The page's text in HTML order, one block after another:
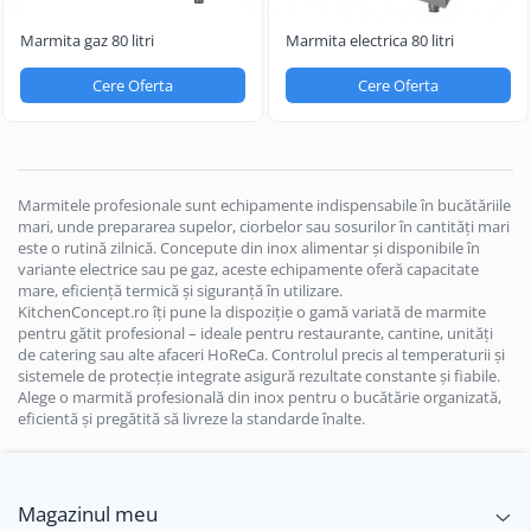
Linie 900
Masini de gatit
Friteuza
Marmite
Tigaie basculanta
Fry top / Gratar cu roca vulcanica
Masina de fiert paste
Aparate de mentinut cartofii la cald
Plan cald
Plita cu inductie
Vitrine frigorifice pentru flori
Vitrine sushi
Grill pe gaz dublu cu suprafata
neteda si striata
Grill pe gaz simplu
Vitrine de banc
Marmita gaz 80 litri
Cere Oferta
Marmita electrica 80 litri
Cere Oferta
Marmitele profesionale sunt echipamente indispensabile în bucătăriile
mari, unde prepararea supelor, ciorbelor sau sosurilor în cantități mari
este o rutină zilnică. Concepute din inox alimentar și disponibile în
variante electrice sau pe gaz, aceste echipamente oferă capacitate
mare, eficiență termică și siguranță în utilizare.
KitchenConcept.ro îți pune la dispoziție o gamă variată de marmite
pentru gătit profesional – ideale pentru restaurante, cantine, unități
de catering sau alte afaceri HoReCa. Controlul precis al temperaturii și
sistemele de protecție integrate asigură rezultate constante și fiabile.
Alege o marmită profesională din inox pentru o bucătărie organizată,
eficientă și pregătită să livreze la standarde înalte.
Magazinul meu